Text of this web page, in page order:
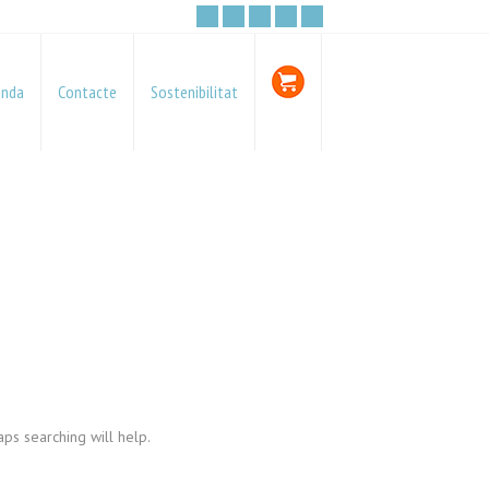
Contacte Sostenibilitat
searching will help.